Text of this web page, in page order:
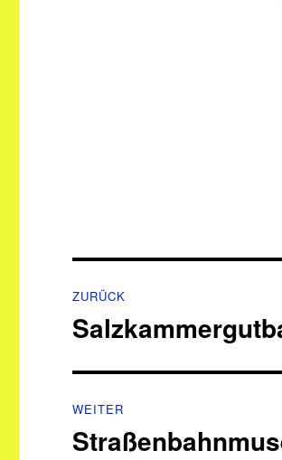
ZURÜCK
Vorheriger
WEITER
Nächster